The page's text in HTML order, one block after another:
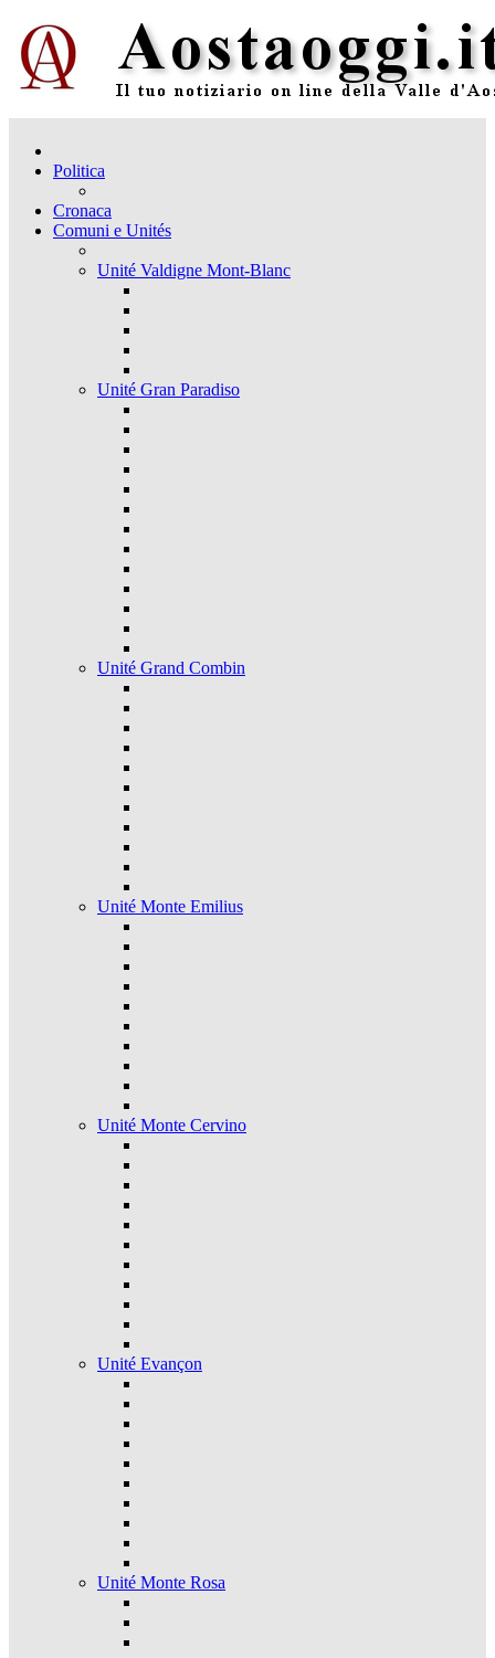
Politica
Cronaca
Comuni e Unités
Unité Valdigne Mont-Blanc
Unité Gran Paradiso
Unité Grand Combin
Unité Monte Emilius
Unité Monte Cervino
Unité Evançon
Unité Monte Rosa